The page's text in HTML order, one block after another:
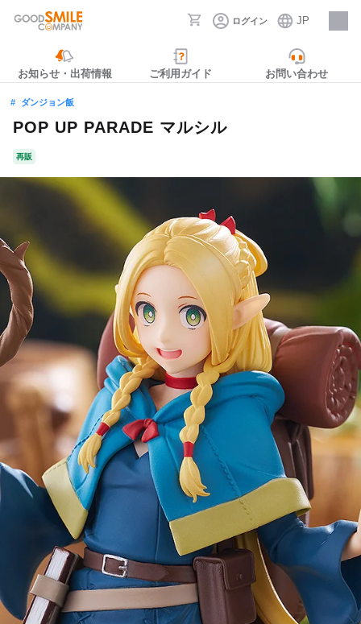
ログイン JP
採用情報
お知らせ・出荷情報 ご利用ガイド お問い合わせ
ダンジョン飯
POP UP PARADE マルシル
再販